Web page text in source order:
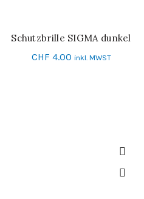
IN DEN WARENKORB
Schutzbrille SIGMA dunkel
CHF 4.00 inkl. MWST